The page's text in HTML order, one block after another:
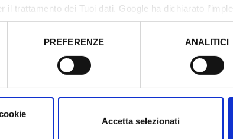
il trattamento dei Tuoi dati. Google ha dichiarato
che abbiamo valutato essere sufficienti.
PREFERENZE ANALITICI
Accetta selezionati